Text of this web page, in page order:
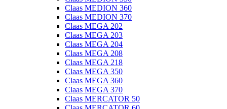
Claas MEDION 360
Claas MEDION 370
Claas MEGA 202
Claas MEGA 203
Claas MEGA 204
Claas MEGA 208
Claas MEGA 218
Claas MEGA 350
Claas MEGA 360
Claas MEGA 370
Claas MERCATOR 50